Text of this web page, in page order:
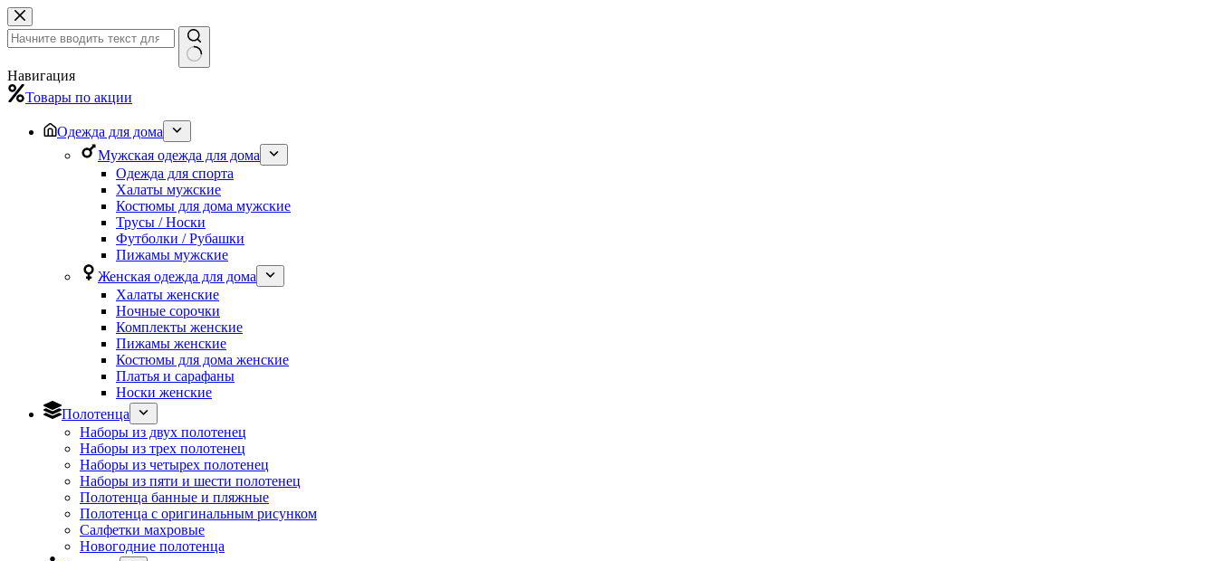
Перейти
к
сути
Ничего
не
найдено
Навигация
Товары по акции
Одежда для дома
Мужская одежда для дома
Одежда для спорта
Халаты мужские
Костюмы для дома мужские
Трусы / Носки
Футболки / Рубашки
Пижамы мужские
Женская одежда для дома
Халаты женские
Ночные сорочки
Комплекты женские
Пижамы женские
Костюмы для дома женские
Платья и сарафаны
Носки женские
Полотенца
Наборы из двух полотенец
Наборы из трех полотенец
Наборы из четырех полотенец
Наборы из пяти и шести полотенец
Полотенца банные и пляжные
Полотенца с оригинальным рисунком
Салфетки махровые
Новогодние полотенца